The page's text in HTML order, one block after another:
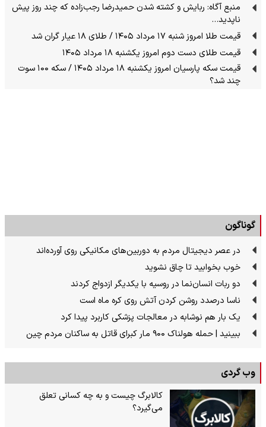
منبع آگاه: ربایش و کشته شدن حمیدرضا رجب‌زاده که چند روز پیش
ناپدید…
قیمت طلا امروز شنبه ۱۷ مرداد ۱۴۰۵ / طلای ۱۸ عیار گران شد
قیمت طلای دست دوم امروز یکشنبه ۱۸ مرداد ۱۴۰۵
قیمت سکه پارسیان امروز یکشنبه ۱۸ مرداد ۱۴۰۵ / سکه ۱۰۰ سوت
چند شد؟
گوناگون
در عصر دیجیتال مردم به دوربین‌های مکانیکی روی آورده‌اند
خوب بخوابید تا چاق نشوید
دو ربات انسان‌نما در روسیه با یکدیگر ازدواج کردند
ناسا درصدد روشن کردن آتش روی کره ماه است
یک بار هم نوشابه در معالجات پزشکی کاربرد پیدا کرد
ببینید | حمله هولناک ۹۰۰ مار کبرای قاتل به ساکنان مردم چین
وب گردی
کالابرگ چیست و به چه کسانی تعلق
می‌گیرد؟